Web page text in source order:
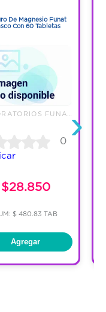
De Magnesio Funat
Con 60 Tabletas
0
$28.850
$ 480.83 TAB
Agregar
›